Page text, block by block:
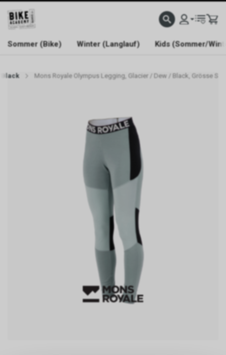
WELCOME TO BIKE ACADEMY
Sommer (Bike) Winter (Langlauf) Kids (Sommer/
Black Mons Royale Olympus Legging, Glacier / Dew / Black, Grösse S